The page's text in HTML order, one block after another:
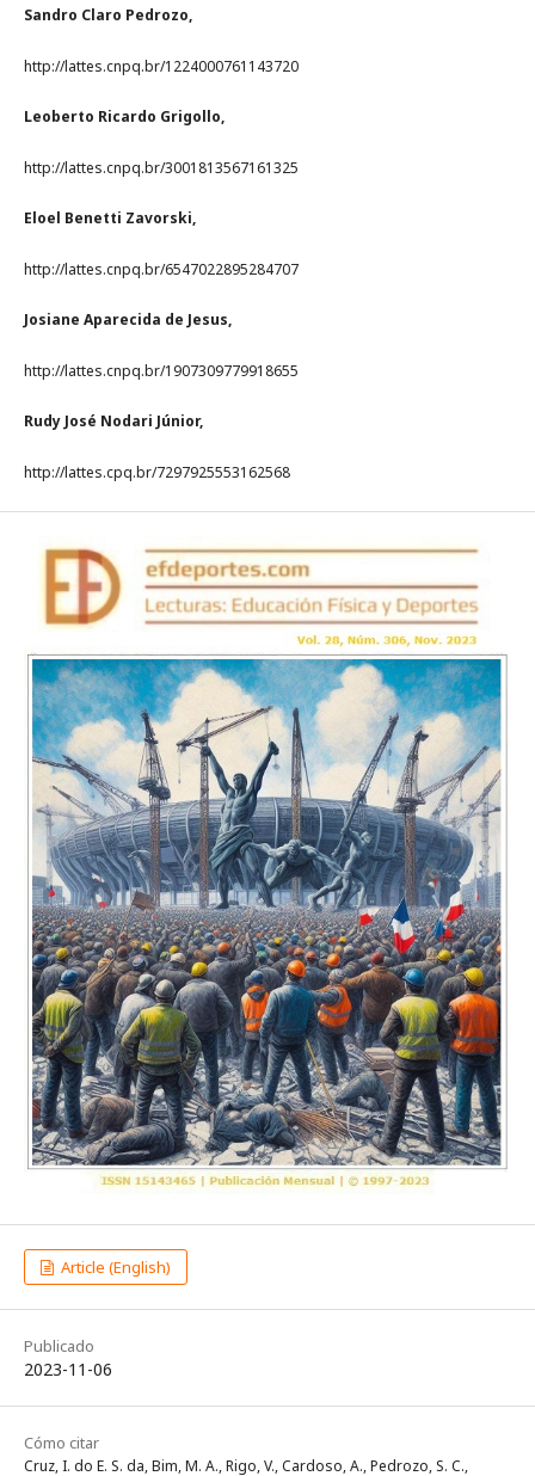
Sandro Claro Pedrozo,
http://lattes.cnpq.br/1224000761143720
Leoberto Ricardo Grigollo,
http://lattes.cnpq.br/3001813567161325
Eloel Benetti Zavorski,
http://lattes.cnpq.br/6547022895284707
Josiane Aparecida de Jesus,
http://lattes.cnpq.br/1907309779918655
Rudy José Nodari Júnior,
http://lattes.cpq.br/7297925553162568
Article (English)
Publicado
2023-11-06
Cómo citar
Cruz, I. do E. S. da, Bim, M. A., Rigo, V., Cardoso, A., Pedrozo, S. C.,